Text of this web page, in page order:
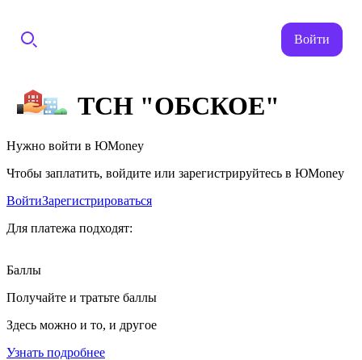
Войти
ТСН "ОБСКОЕ"
Нужно войти в ЮMoney
Чтобы заплатить, войдите или зарегистрируйтесь в ЮMoney
ВойтиЗарегистрироваться
Для платежа подходят:
Баллы
Получайте и тратьте баллы
Здесь можно и то, и другое
Узнать подробнее